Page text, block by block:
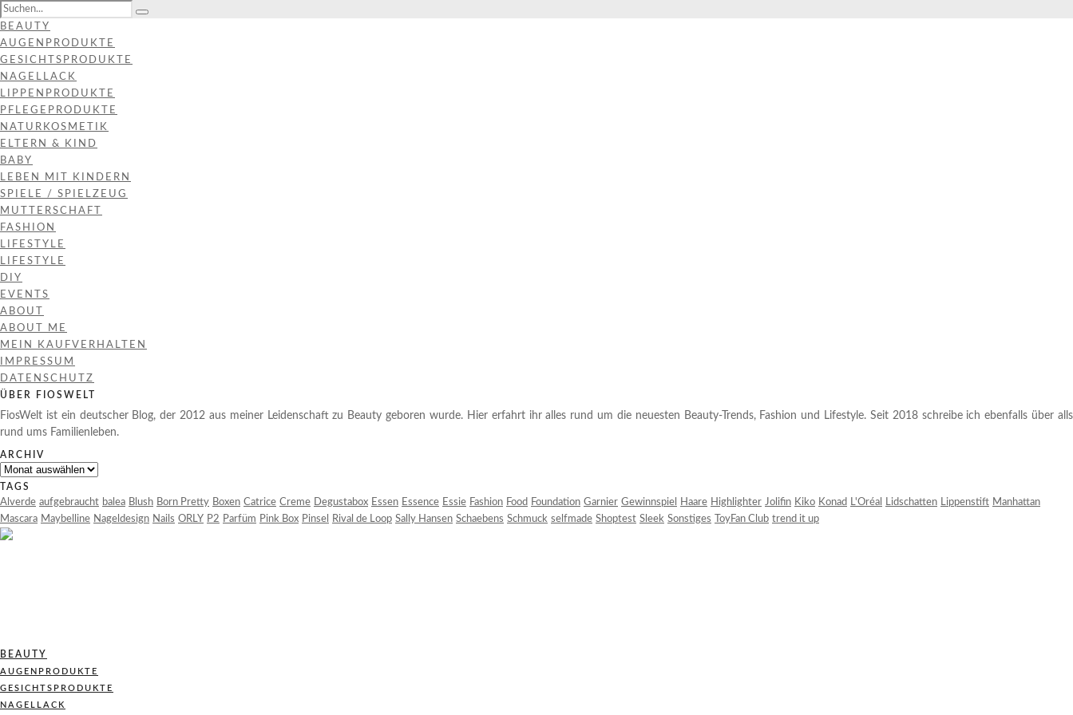
BEAUTY
AUGENPRODUKTE
GESICHTSPRODUKTE
NAGELLACK
LIPPENPRODUKTE
PFLEGEPRODUKTE
NATURKOSMETIK
ELTERN & KIND
BABY
LEBEN MIT KINDERN
SPIELE / SPIELZEUG
MUTTERSCHAFT
FASHION
LIFESTYLE
LIFESTYLE
DIY
EVENTS
ABOUT
ABOUT ME
MEIN KAUFVERHALTEN
IMPRESSUM
DATENSCHUTZ
ÜBER FIOSWELT
FiosWelt ist ein deutscher Blog, der 2012 aus meiner Leidenschaft zu Beauty geboren wurde. Hier erfahrt ihr alles rund um die neuesten Beauty-Trends, Fashion und Lifestyle. Seit 2018 schreibe ich ebenfalls über alls
rund ums Familienleben.
ARCHIV
Archiv
TAGS
Alverde aufgebraucht balea Blush Born Pretty Boxen Catrice Creme Degustabox Essen Essence Essie Fashion Food Foundation Garnier Gewinnspiel Haare Highlighter Jolifin Kiko Konad L'Oréal Lidschatten Lippenstift Manhattan
Mascara Maybelline Nageldesign Nails ORLY P2 Parfüm Pink Box Pinsel Rival de Loop Sally Hansen Schaebens Schmuck selfmade Shoptest Sleek Sonstiges ToyFan Club trend it up
BEAUTY
AUGENPRODUKTE
GESICHTSPRODUKTE
NAGELLACK